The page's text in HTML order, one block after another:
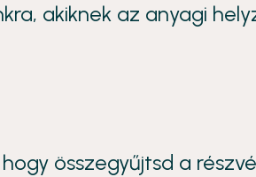
akiknek az anyagi
összegyűjtsd a